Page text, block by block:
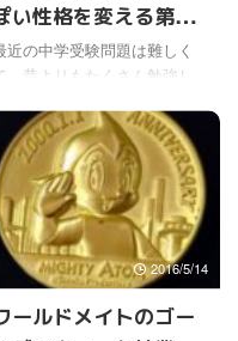
い性格を変える第一
近の中学受験問題は難しく
、昔よりもたくさん勉強し
ュースがあった。 今に始まっ
たことではないけど、小学生
ら熟に通い、勉強を頑張っ
てる子なんて、たくさんいる
ね。 中学に限らず、高校、
大学と、どの学校に行くのか
は、その後の人生に大きな違
いになるだろうし。 ふりかっ
小学生の頃の自分は、毎日
2016/5/14
ールドメイトのゴー